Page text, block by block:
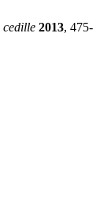
cedille 2013, 475-